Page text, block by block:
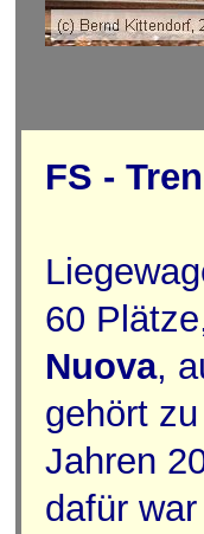
FS -
60
Nuova,
gehört
Jahren
dafür